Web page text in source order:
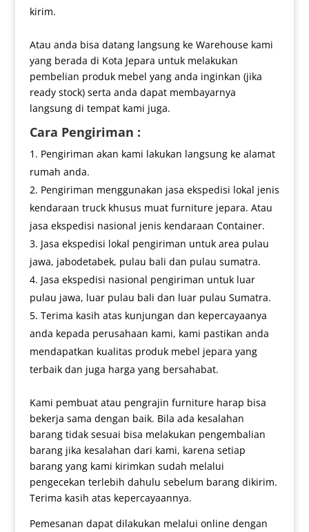
kirim.
Atau anda bisa datang langsung ke Warehouse kami
yang berada di Kota Jepara untuk melakukan
pembelian produk mebel yang anda inginkan (jika
ready stock) serta anda dapat membayarnya
langsung di tempat kami juga.
Cara Pengiriman :
Pengiriman akan kami lakukan langsung ke alamat
rumah anda.
Pengiriman menggunakan jasa ekspedisi lokal jenis
kendaraan truck khusus muat furniture jepara. Atau
jasa ekspedisi nasional jenis kendaraan Container.
Jasa ekspedisi lokal pengiriman untuk area pulau
jawa, jabodetabek, pulau bali dan pulau sumatra.
Jasa ekspedisi nasional pengiriman untuk luar
pulau jawa, luar pulau bali dan luar pulau Sumatra.
Terima kasih atas kunjungan dan kepercayaanya
anda kepada perusahaan kami, kami pastikan anda
mendapatkan kualitas produk mebel jepara yang
terbaik dan juga harga yang bersahabat.
Kami pembuat atau pengrajin furniture harap bisa
bekerja sama dengan baik. Bila ada kesalahan
barang tidak sesuai bisa melakukan pengembalian
barang jika kesalahan dari kami, karena setiap
barang yang kami kirimkan sudah melalui
pengecekan terlebih dahulu sebelum barang dikirim.
Terima kasih atas kepercayaannya.
Pemesanan dapat dilakukan melalui online dengan